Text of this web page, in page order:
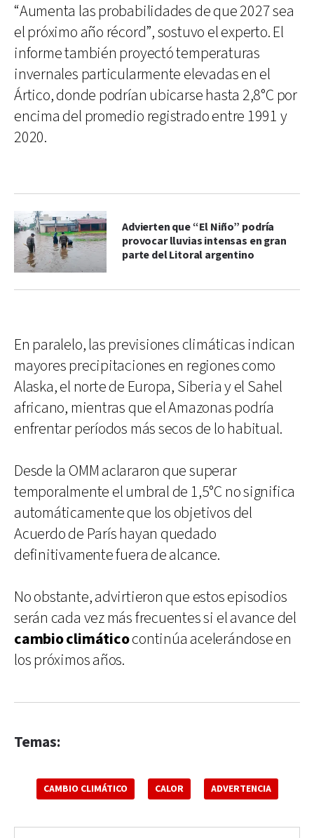
“Aumenta las probabilidades de que 2027 sea
el próximo año récord”, sostuvo el experto. El
informe también proyectó temperaturas
invernales particularmente elevadas en el
Ártico, donde podrían ubicarse hasta 2,8°C por
encima del promedio registrado entre 1991 y
2020.
Advierten que “El Niño” podría
provocar lluvias intensas en gran
parte del Litoral argentino
En paralelo, las previsiones climáticas indican
mayores precipitaciones en regiones como
Alaska, el norte de Europa, Siberia y el Sahel
africano, mientras que el Amazonas podría
enfrentar períodos más secos de lo habitual.
Desde la OMM aclararon que superar
temporalmente el umbral de 1,5°C no significa
automáticamente que los objetivos del
Acuerdo de París hayan quedado
definitivamente fuera de alcance.
No obstante, advirtieron que estos episodios
serán cada vez más frecuentes si el avance del
cambio climáticocontinúa acelerándose en
los próximos años.
Temas:
CAMBIO CLIMÁTICO CALOR ADVERTENCIA